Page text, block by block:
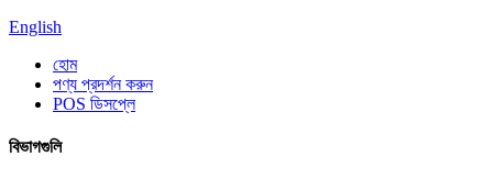
English
হোম
পণ্য প্রদর্শন করুন
POS ডিসপ্লে
বিভাগগুলি